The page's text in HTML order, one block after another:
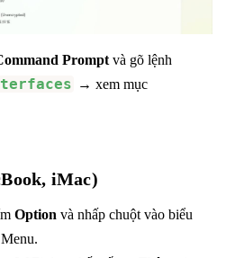
Prompt và gõ lệnh
→ xem mục
iMac)
Option và nhấp chuột vào biểu